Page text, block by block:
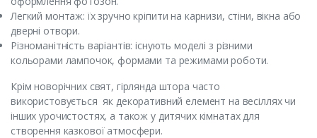
Легкий монтаж: їх зручно кріпити на карнизи, стіни, вікна або
дверні отвори.
Різноманітність варіантів: існують моделі з різними
кольорами лампочок, формами та режимами роботи.
Крім новорічних свят, гірлянда штора часто
використовується як декоративний елемент на весіллях чи
інших урочистостях, а також у дитячих кімнатах для
створення казкової атмосфери.